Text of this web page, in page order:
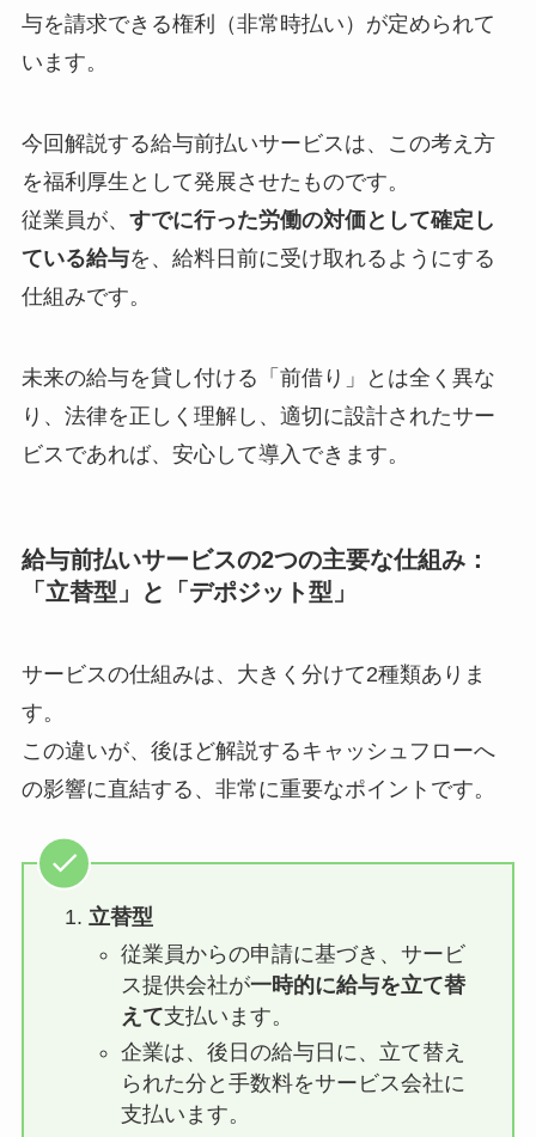
与を請求できる権利（非常時払い）が定められて
います。
今回解説する給与前払いサービスは、この考え方
を福利厚生として発展させたものです。
従業員が、 すでに行った労働の対価として確定し
ている給与を、給料日前に受け取れるようにする
仕組みです。
未来の給与を貸し付ける「前借り」とは全く異な
り、法律を正しく理解し、適切に設計されたサー
ビスであれば、安心して導入できます。
給与前払いサービスの2つの主要な仕組み：
「立替型」と「デポジット型」
サービスの仕組みは、大きく分けて2種類ありま
す。
この違いが、後ほど解説するキャッシュフローへ
の影響に直結する、非常に重要なポイントです。
立替型
従業員からの申請に基づき、サービ
ス提供会社が一時的に給与を立て替
えて支払います。
企業は、後日の給与日に、立て替え
られた分と手数料をサービス会社に
支払います。